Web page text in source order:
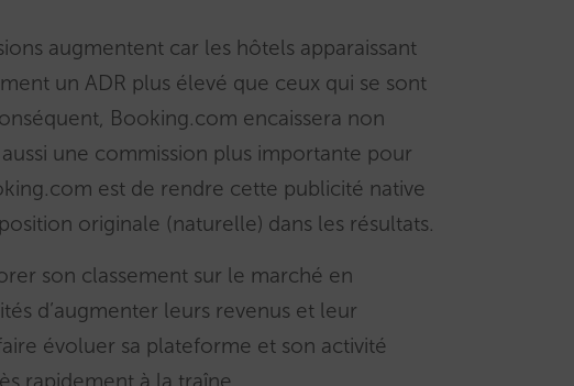
augmentent car les hôtels apparaissant
un ADR plus élevé que ceux qui se sont
Booking.com encaissera non
une commission plus importante pour
est de rendre cette publicité native
originale (naturelle) dans les résultats.
son classement sur le marché en
d’augmenter leurs revenus et leur
évoluer sa plateforme et son activité
rapidement à la traîne.